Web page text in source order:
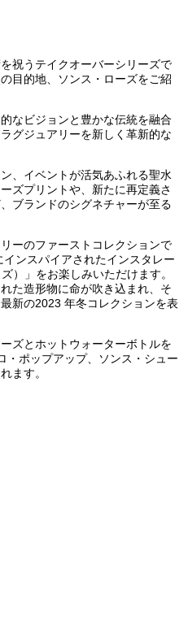
祝うテイクオーバーシリーズで
目的地、ソンス・ローズをご紹
なビジョンと豊かな伝統を融合
グジュアリーを新しく革新的な
、イベントが活気あふれる聖水
ズプリントや、新たに再定義さ
ブランドのシグネチャーが至る
ーのファーストコレクションで
ンスパイアされたインスタレー
）」をお楽しみいただけます。
た造形物に命が吹き込まれ、そ
新の2023 年冬コレクションを表
ズとホットウォーターボトルを
・ポップアップ、ソンス・シュー
ます。